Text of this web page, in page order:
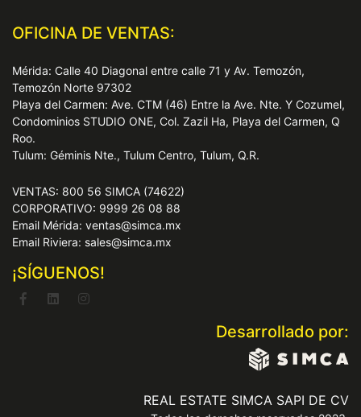
OFICINA DE VENTAS:
Mérida: Calle 40 Diagonal entre calle 71 y Av. Temozón,
Temozón Norte 97302
Playa del Carmen: Ave. CTM (46) Entre la Ave. Nte. Y Cozumel,
Condominios STUDIO ONE, Col. Zazil Ha, Playa del Carmen, Q
Roo.
Tulum: Géminis Nte., Tulum Centro, Tulum, Q.R.
VENTAS: 800 56 SIMCA (74622)
CORPORATIVO: 9999 26 08 88
Email Mérida: ventas@simca.mx
Email Riviera: sales@simca.mx
¡SÍGUENOS!
Desarrollado por:
REAL ESTATE SIMCA SAPI DE CV